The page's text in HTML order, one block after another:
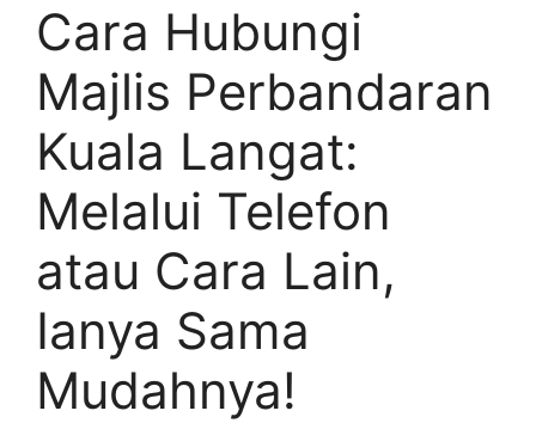
Cara Hubungi
Majlis Perbandaran
Kuala Langat:
Melalui Telefon
atau Cara Lain,
Ianya Sama
Mudahnya!